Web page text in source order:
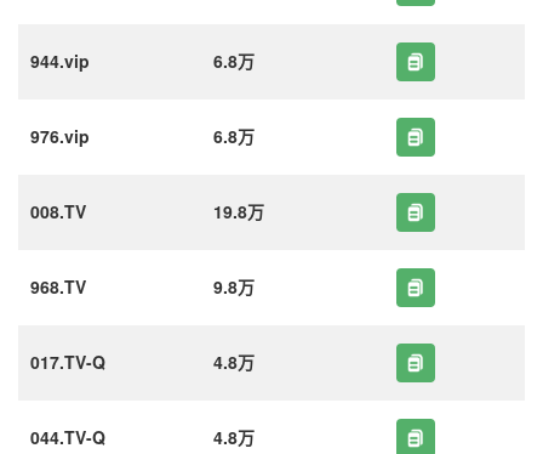
944.vip 6.8万
976.vip 6.8万
008.TV 19.8万
968.TV 9.8万
017.TV-Q 4.8万
044.TV-Q 4.8万